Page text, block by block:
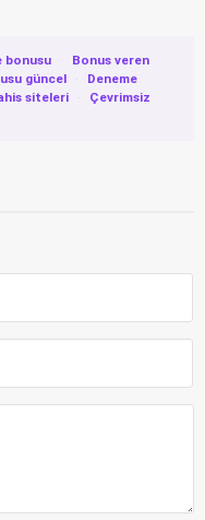
bonusu ·
Bonus veren
güncel ·
Deneme
siteleri ·
Çevrimsiz